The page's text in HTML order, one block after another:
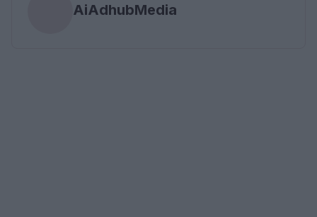
AiAdhubMedia